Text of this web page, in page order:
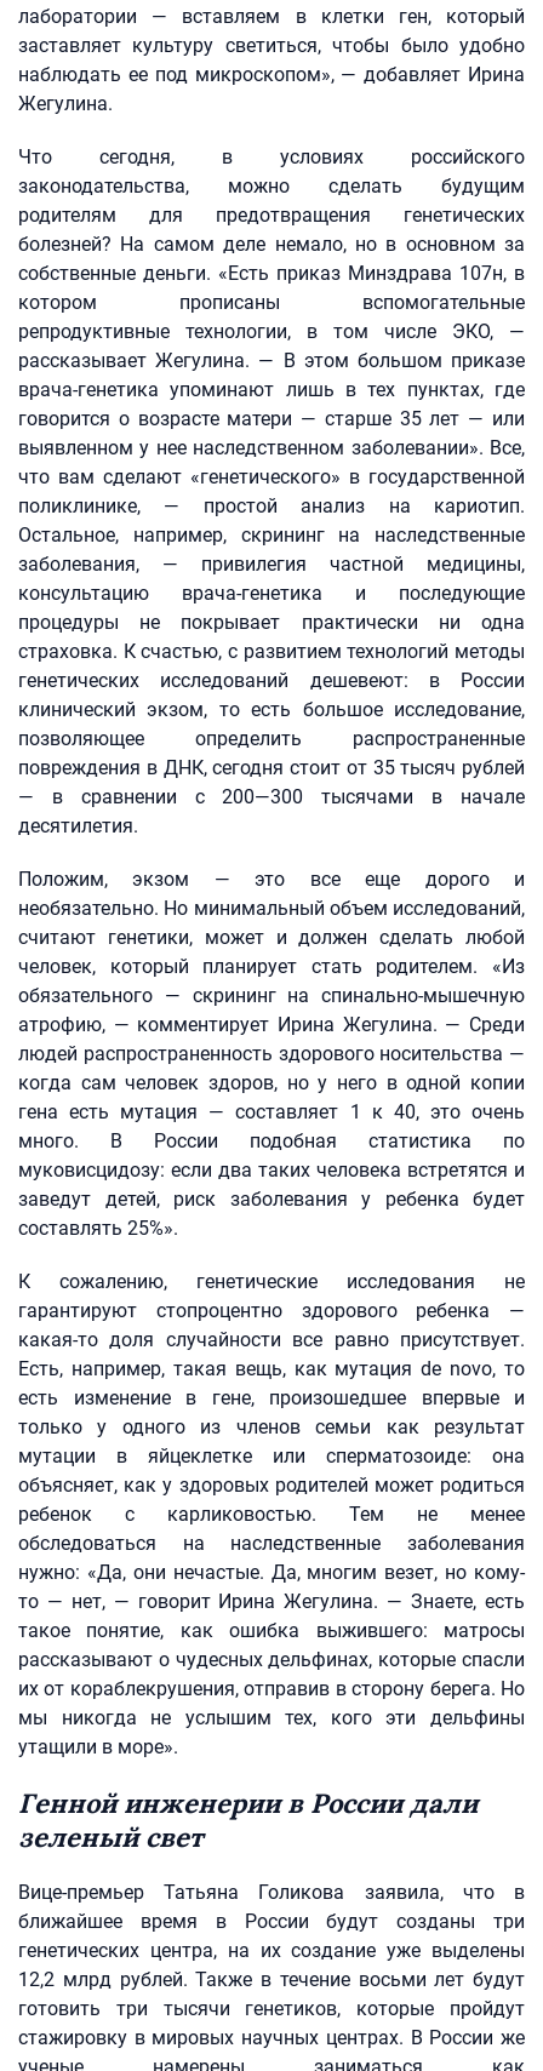
лаборатории — вставляем в клетки ген, который
заставляет культуру светиться, чтобы было удобно
наблюдать ее под микроскопом», — добавляет Ирина
Жегулина.
Что сегодня, в условиях российского
законодательства, можно сделать будущим
родителям для предотвращения генетических
болезней? На самом деле немало, но в основном за
собственные деньги. «Есть приказ Минздрава 107н, в
котором прописаны вспомогательные
репродуктивные технологии, в том числе ЭКО, —
рассказывает Жегулина. — В этом большом приказе
врача-генетика упоминают лишь в тех пунктах, где
говорится о возрасте матери — старше 35 лет — или
выявленном у нее наследственном заболевании». Все,
что вам сделают «генетического» в государственной
поликлинике, — простой анализ на кариотип.
Остальное, например, скрининг на наследственные
заболевания, — привилегия частной медицины,
консультацию врача-генетика и последующие
процедуры не покрывает практически ни одна
страховка. К счастью, с развитием технологий методы
генетических исследований дешевеют: в России
клинический экзом, то есть большое исследование,
позволяющее определить распространенные
повреждения в ДНК, сегодня стоит от 35 тысяч рублей
— в сравнении с 200—300 тысячами в начале
десятилетия.
Положим, экзом — это все еще дорого и
необязательно. Но минимальный объем исследований,
считают генетики, может и должен сделать любой
человек, который планирует стать родителем. «Из
обязательного — скрининг на спинально-мышечную
атрофию, — комментирует Ирина Жегулина. — Среди
людей распространенность здорового носительства —
когда сам человек здоров, но у него в одной копии
гена есть мутация — составляет 1 к 40, это очень
много. В России подобная статистика по
муковисцидозу: если два таких человека встретятся и
заведут детей, риск заболевания у ребенка будет
составлять 25%».
К сожалению, генетические исследования не
гарантируют стопроцентно здорового ребенка —
какая-то доля случайности все равно присутствует.
Есть, например, такая вещь, как мутация de novo, то
есть изменение в гене, произошедшее впервые и
только у одного из членов семьи как результат
мутации в яйцеклетке или сперматозоиде: она
объясняет, как у здоровых родителей может родиться
ребенок с карликовостью. Тем не менее
обследоваться на наследственные заболевания
нужно: «Да, они нечастые. Да, многим везет, но кому-
то — нет, — говорит Ирина Жегулина. — Знаете, есть
такое понятие, как ошибка выжившего: матросы
рассказывают о чудесных дельфинах, которые спасли
их от кораблекрушения, отправив в сторону берега. Но
мы никогда не услышим тех, кого эти дельфины
утащили в море».
Генной инженерии в России дали
зеленый свет
Вице-премьер Татьяна Голикова заявила, что в
ближайшее время в России будут созданы три
генетических центра, на их создание уже выделены
12,2 млрд рублей. Также в течение восьми лет будут
готовить три тысячи генетиков, которые пройдут
стажировку в мировых научных центрах. В России же